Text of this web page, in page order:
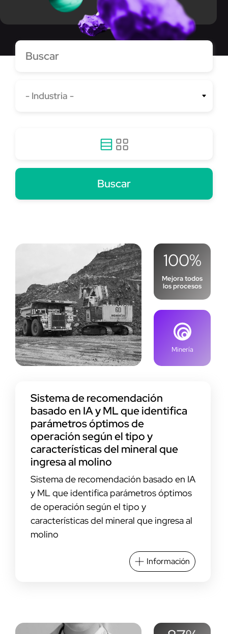
Buscar
100%
Mejora todos
los procesos
Minería
Sistema de recomendación
basado en IA y ML que identifica
parámetros óptimos de
operación según el tipo y
características del mineral que
ingresa al molino
Sistema de recomendación basado en IA
y ML que identifica parámetros óptimos
de operación según el tipo y
características del mineral que ingresa al
molino
Información